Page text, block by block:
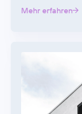
Mehr erfahren